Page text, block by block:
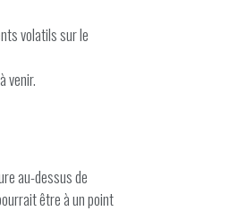
volatils sur le
venir.
au-dessus de
être à un point